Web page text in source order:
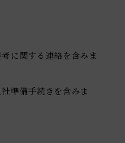
に関する連絡を含みま
準備手続きを含みま